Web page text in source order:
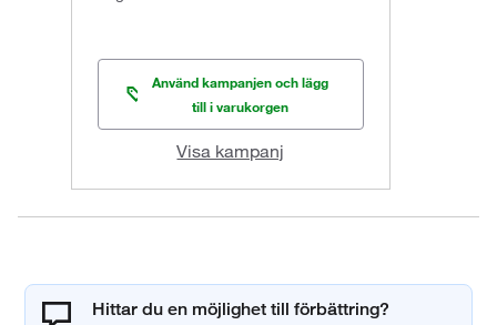
Använd kampanjen och lägg
till i varukorgen
Visa kampanj
Hittar du en möjlighet till förbättring?